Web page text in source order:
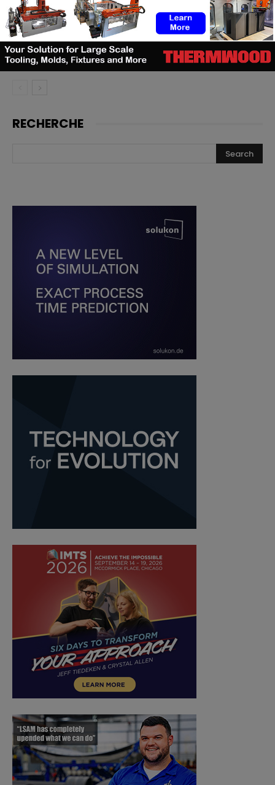
Le bon moment en FA : quand les
fabricants de machines doivent
lancer, et quand les utilisateurs
doivent investir
RECHERCHE